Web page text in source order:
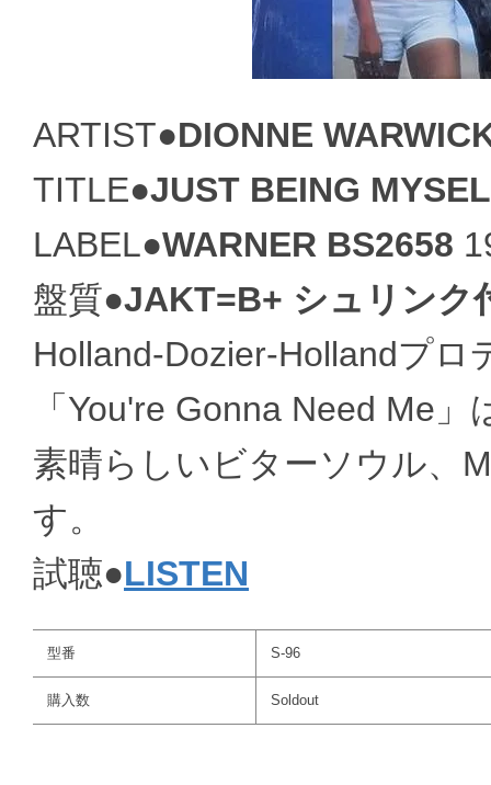
ARTIST●DIONNE
TITLE●JUST BEING
LABEL●WARNER BS2658
盤質●JAKT=B+ シュリンク
Holland-Dozier-Hollandプ
「You're Gonna Need Me
素晴らしいビターソウル、
す。
試聴●LISTEN
型番 S-96
購入数 Soldout